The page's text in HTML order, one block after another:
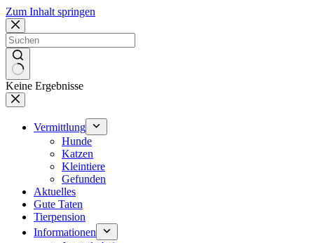
Zum Inhalt springen
Keine Ergebnisse
Vermittlung
Hunde
Katzen
Kleintiere
Gefunden
Aktuelles
Gute Taten
Tierpension
Informationen